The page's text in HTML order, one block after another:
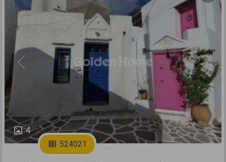
4
Previous Next
524021